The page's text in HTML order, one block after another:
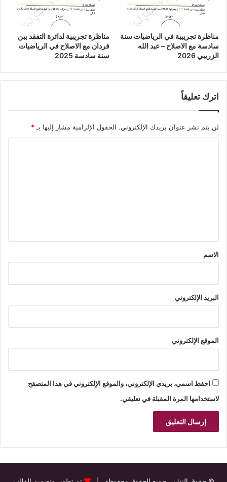
مناظرة تجريبية في الرياضيات سنة
سادسة مع الاصلاح – عبد الله
الزريبي 2026
مناظرة تجريبية لدائرة التفقد ببن
قردان مع الاصلاح في الرياضيات
سنة سادسة 2025
اترك تعليقاً
لن يتم نشر عنوان بريدك الإلكتروني. الحقول الإلزامية مشار إليها بـ *
*
الاسم
البريد الإلكتروني
الموقع الإلكتروني
احفظ اسمي، بريدي الإلكتروني، والموقع الإلكتروني في هذا المتصفح
لاستخدامها المرة المقبلة في تعليقي.